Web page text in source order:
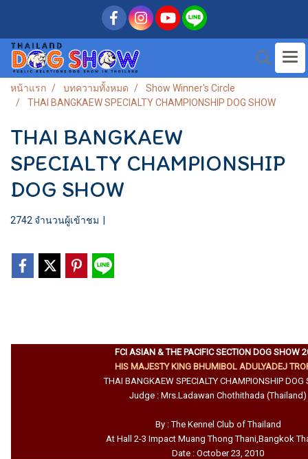
หน้าแรก บทความทั้งหมด
Show Winner's Circle
THAI BANGKAEW SPECIALTY CHAMPIONSHIP DOG SHOW
THAI BANGKAEW
SPECIALTY CHAMPIONSHIP
DOG SHOW
2742 จำนวนผู้เข้าชม
FCI ASIAN & THE PACIFIC SECTION DOG SHOW
HIS MAJESTY KING BHUMIBOL ADULYADEJ
THAI BANGKAEW SPECIALTY CHAMPIONSHIP DOG
Judge : Mrs.Ladawan Chothithada (Thailand)
By : The Kennel Club of Thailand
At Hall 2-3 Impact Muang Thong Thani,Bangkok
Date : October 23, 2010